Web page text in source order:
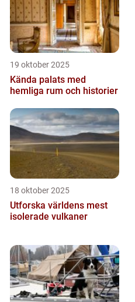
19 oktober 2025
Kända palats med
hemliga rum och historier
18 oktober 2025
Utforska världens mest
isolerade vulkaner